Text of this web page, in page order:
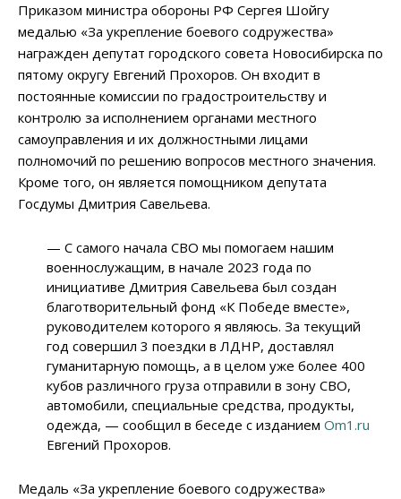
Приказом министра обороны РФ Сергея Шойгу
медалью «За укрепление боевого содружества»
награжден депутат городского совета Новосибирска по
пятому округу Евгений Прохоров. Он входит в
постоянные комиссии по градостроительству и
контролю за исполнением органами местного
самоуправления и их должностными лицами
полномочий по решению вопросов местного значения.
Кроме того, он является помощником депутата
Госдумы Дмитрия Савельева.
— С самого начала СВО мы помогаем нашим
военнослужащим, в начале 2023 года по
инициативе Дмитрия Савельева был создан
благотворительный фонд «К Победе вместе»,
руководителем которого я являюсь. За текущий
год совершил 3 поездки в ЛДНР, доставлял
гуманитарную помощь, а в целом уже более 400
кубов различного груза отправили в зону СВО,
автомобили, специальные средства, продукты,
одежда, — сообщил в беседе с изданиемOm1.ru
Евгений Прохоров.
Медаль «За укрепление боевого содружества»